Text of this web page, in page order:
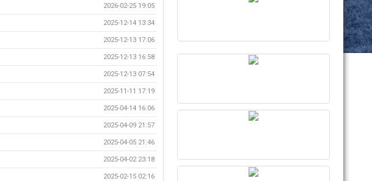
2026-02-25 19:05
2025-12-14 13:34
2025-12-13 17:06
2025-12-13 16:58
2025-12-13 07:54
2025-11-11 17:19
2025-04-14 16:06
2025-04-09 21:57
2025-04-05 21:46
2025-04-02 23:18
2025-02-15 02:16